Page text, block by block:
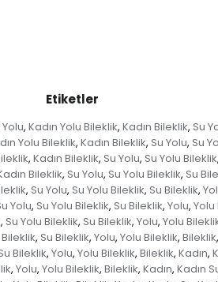
Etiketler
Yolu, Kadın Yolu Bileklik, Kadın Bileklik, Su
Yolu Bileklik, Kadın Bileklik, Su Yolu, Su
, Kadın Bileklik, Su Yolu, Su Yolu Bileklik,
Bileklik, Su Yolu, Su Yolu Bileklik, Su
, Su Yolu, Su Yolu Bileklik, Su Bileklik,
Yolu, Su Yolu Bileklik, Su Bileklik, Yolu, Yolu
, Su Yolu Bileklik, Su Bileklik, Yolu, Yolu
, Su Bileklik, Yolu, Yolu Bileklik, Bileklik,
Bileklik, Yolu, Yolu Bileklik, Bileklik, Kadın,
, Yolu, Yolu Bileklik, Bileklik, Kadın, Kadın